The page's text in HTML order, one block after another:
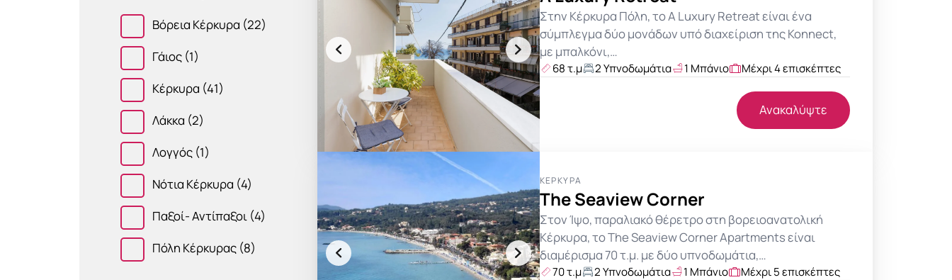
Βόρεια Κέρκυρα (22)
Γάιος (1)
Κέρκυρα (41)
Λάκκα (2)
Λογγός (1)
Νότια Κέρκυρα (4)
Παξοί- Αντίπαξοι (4)
Πόλη Κέρκυρας (8)
Στην Κέρκυρα Πόλη, το A Luxury Retreat είναι ένα
σύμπλεγμα δύο μονάδων υπό διαχείριση της Konnect,
με μπαλκόνι,…
68 τ.μ 2 Υπνοδωμάτια 1 Μπάνιο Μέχρι 4 επισκέπτες
Ανακαλύψτε
ΚΈΡΚΥΡΑ
The Seaview Corner
Στον Ίψο, παραλιακό θέρετρο στη βορειοανατολική
Κέρκυρα, το The Seaview Corner Apartments είναι
διαμέρισμα 70 τ.μ. με δύο υπνοδωμάτια,…
70 τ.μ 2 Υπνοδωμάτια 1 Μπάνιο Μέχρι 5 επισκέπτες